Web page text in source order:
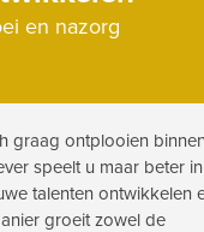
en nazorg
graag ontplooien
speelt u maar beter
talenten ontwikkelen
groeit zowel de